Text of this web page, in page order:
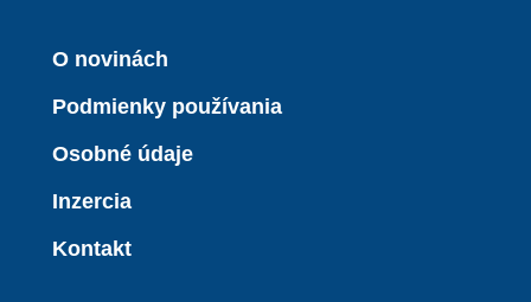
O novinách
Podmienky používania
Osobné údaje
Inzercia
Kontakt